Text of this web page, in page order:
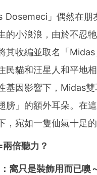
Dosemeci」偶然在朋
的小浪浪，由於不忍
其收編並取名「
民貓和汪星人和平地
基因影響下，Midas
膀」的額外耳朵。在
，宛如一隻仙氣十足的
倍聽力？
窩只是裝飾用而已噢